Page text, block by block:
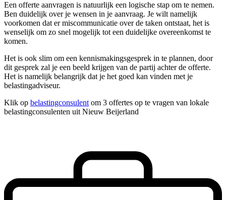
Een offerte aanvragen is natuurlijk een logische stap om te nemen.
Ben duidelijk over je wensen in je aanvraag. Je wilt namelijk
voorkomen dat er miscommunicatie over de taken ontstaat, het is
wenselijk om zo snel mogelijk tot een duidelijke overeenkomst te
komen.
Het is ook slim om een kennismakingsgesprek in te plannen, door
dit gesprek zal je een beeld krijgen van de partij achter de offerte.
Het is namelijk belangrijk dat je het goed kan vinden met je
belastingadviseur.
Klik op belastingconsulent om 3 offertes op te vragen van lokale
belastingconsulenten uit Nieuw Beijerland